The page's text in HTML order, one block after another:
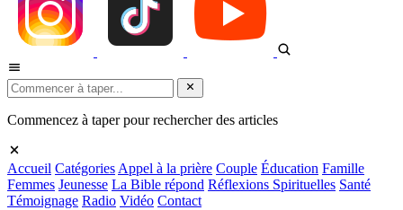
Commencez à taper pour rechercher des articles
Accueil Catégories Appel à la prière Couple Éducation Famille
Femmes Jeunesse La Bible répond Réflexions Spirituelles Santé
Témoignage Radio Vidéo Contact